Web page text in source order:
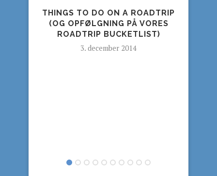
THINGS TO DO ON A ROADTRIP
(OG OPFØLGNING PÅ VORES
ROADTRIP BUCKETLIST)
3. december 2014